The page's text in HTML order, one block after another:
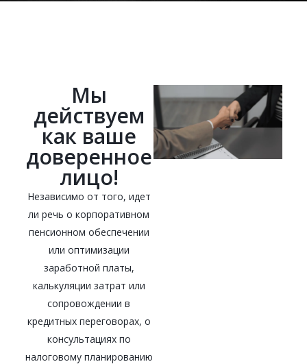
Мы
действуем
как ваше
доверенное
лицо!
Независимо от того, идет
ли речь о корпоративном
пенсионном обеспечении
или оптимизации
заработной платы,
калькуляции затрат или
сопровождении в
кредитных переговорах, о
консультациях по
налоговому планированию